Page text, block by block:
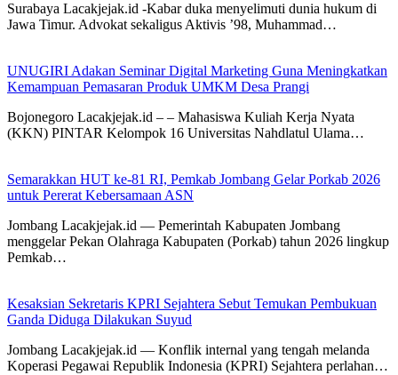
Surabaya Lacakjejak.id -Kabar duka menyelimuti dunia hukum di
Jawa Timur. Advokat sekaligus Aktivis ’98, Muhammad…
UNUGIRI Adakan Seminar Digital Marketing Guna Meningkatkan
Kemampuan Pemasaran Produk UMKM Desa Prangi
Bojonegoro Lacakjejak.id – – Mahasiswa Kuliah Kerja Nyata
(KKN) PINTAR Kelompok 16 Universitas Nahdlatul Ulama…
Semarakkan HUT ke-81 RI, Pemkab Jombang Gelar Porkab 2026
untuk Pererat Kebersamaan ASN
Jombang Lacakjejak.id — Pemerintah Kabupaten Jombang
menggelar Pekan Olahraga Kabupaten (Porkab) tahun 2026 lingkup
Pemkab…
Kesaksian Sekretaris KPRI Sejahtera Sebut Temukan Pembukuan
Ganda Diduga Dilakukan Suyud
Jombang Lacakjejak.id — Konflik internal yang tengah melanda
Koperasi Pegawai Republik Indonesia (KPRI) Sejahtera perlahan…